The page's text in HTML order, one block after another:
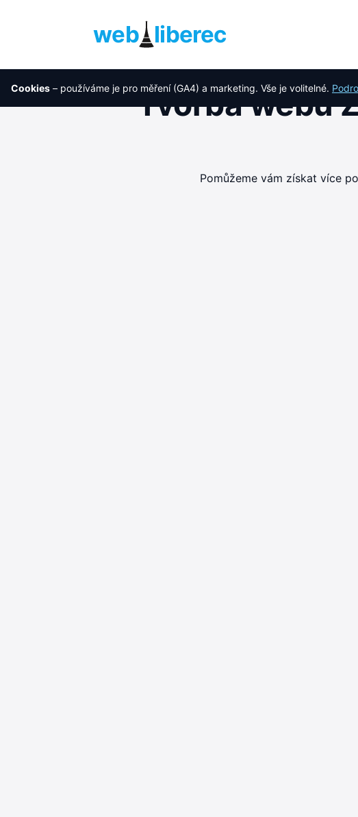
web liberec
Cookies – používáme je pro měření (GA4) a marketing. Vše je volitelné.
Tvorba webu
Pomůžeme vám získat více